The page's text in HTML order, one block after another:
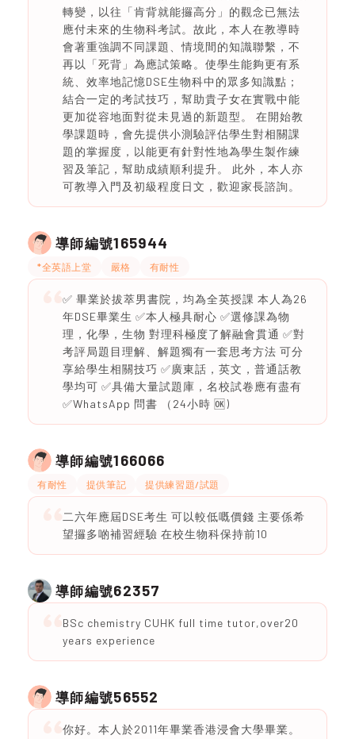
轉變，以往「肯背就能攞高分」的觀念已無法
應付未來的生物科考試。故此，本人在教導時
會著重強調不同課題、情境間的知識聯繫，不
再以「死背」為應試策略。使學生能夠更有系
統、效率地記憶DSE生物科中的眾多知識點；
結合一定的考試技巧，幫助貴子女在實戰中能
更加從容地面對從未見過的新題型。 在開始教
學課題時，會先提供小測驗評估學生對相關課
題的掌握度，以能更有針對性地為學生製作練
習及筆記，幫助成績順利提升。 此外，本人亦
可教導入門及初級程度日文，歡迎家長諮詢。
導師編號165944
*全英語上堂 嚴格 有耐性
✅ 畢業於拔萃男書院，均為全英授課 本人為26
年DSE畢業生 ✅本人極具耐心 ✅選修課為物
理，化學，生物 對理科極度了解融會貫通 ✅對
考評局題目理解、解題獨有一套思考方法 可分
享給學生相關技巧 ✅廣東話，英文，普通話教
學均可 ✅具備大量試題庫，名校試卷應有盡有
✅WhatsApp 問書 （24小時 🆗)
導師編號166066
有耐性 提供筆記 提供練習題/試題
二六年應屆DSE考生 可以較低嘅價錢 主要係希
望攞多啲補習經驗 在校生物科保持前10
導師編號62357
BSc chemistry CUHK full time tutor,over20
years experience
導師編號56552
你好。本人於2011年畢業香港浸會大學畢業。